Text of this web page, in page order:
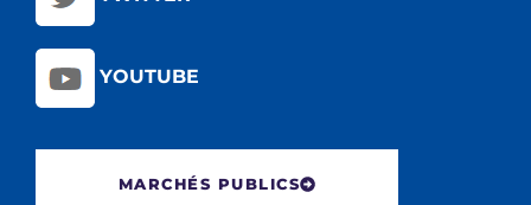
YOUTUBE
MARCHÉS PUBLICS